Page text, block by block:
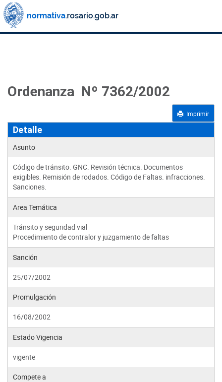
Ordenanza Nº 7362/2002
Imprimir
Detalle
Asunto
Código de tránsito. GNC. Revisión técnica. Documentos
exigibles. Remisión de rodados. Código de Faltas. infracciones.
Sanciones.
Area Temática
Tránsito y seguridad vial
Procedimiento de contralor y juzgamiento de faltas
Sanción
25/07/2002
Promulgación
16/08/2002
Estado Vigencia
vigente
Compete a